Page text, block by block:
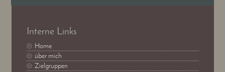
Interne Links
Home
über mich
Zielgruppen